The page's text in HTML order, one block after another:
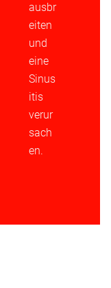
ausbr
eiten
und
eine
Sinus
itis
verur
sach
en.